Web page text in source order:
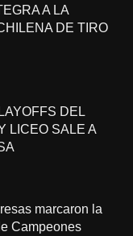
A LA
DE TIRO
DEL
LICEO SALE A
marcaron la
Campeones